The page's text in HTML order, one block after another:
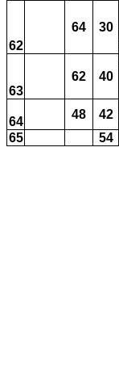
62
64 30
63
62 40
64
48 42
65 54